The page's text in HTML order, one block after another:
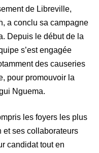
de Libreville,
a conclu sa campagne
Depuis le début de la
s’est engagée
des causeries
pour promouvoir la
Nguema.​
les foyers les plus
et ses collaborateurs
candidat tout en